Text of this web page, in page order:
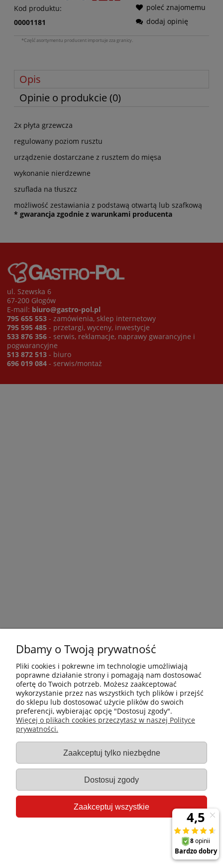
Kod produktu:
00001181
poleć znajomemu
dodaj opinię
*Część asortymentu producent importuje zza granicy.
Opis
Opinie o produkcie (0)
2x płyta grzewcza
regulowany poziom rusztu
urządzenie dostarczane z rusztem do mięsa
wykonanie nierdzewne
szuflada na tłuszcz
możliwość zestawiania z podstawą otwartą lub szafkową
* gwarancja zgodnie z warunkami producenta
ul. Szewska 6
67-200 Głogów
E-mail: biuro@gastro-pol.pl
795 655 553 - zamówienia, sklep internetowy
795 595 485 - przetargi, wyceny, inwestycje
533 876 356 - serwis, reklamacje, naprawy gwarancyjne i
pogwarancyjne
513 872 513 - biuro
696 019 084 - serwis/montaż
Płatności i dostawa
Gastro-Pol
Moje konto
Pomoc
Dbamy o Twoją prywatność
Pliki cookies i pokrewne im technologie umożliwiają
poprawne działanie strony i pomagają nam dostosować
ofertę do Twoich potrzeb. Możesz zaakceptować
wykorzystanie przez nas wszystkich tych plików i przejść
do sklepu lub dostosować użycie plików do swoich
preferencji, wybierając opcję "Dostosuj zgody".
Więcej o plikach cookies przeczytasz w naszej Polityce
prywatności.
Zaakceptuj tylko niezbędne
Dostosuj zgody
Zaakceptuj wszystkie